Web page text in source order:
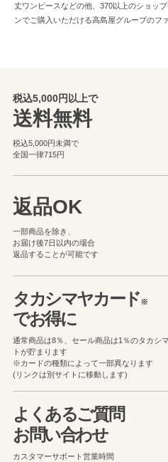
丈ワンピースなどの他、370以上のショッ
ンでご購入いただける高島屋グループのフ
税込5,000円以上で
送料無料
税込5,000円未満で
全国一律715円
返品OK
一部商品を除き、
お届け後7日以内の場合
返品することが可能です
タカシマヤカード※
でお得に
通常商品は8％、セール商品は1％のタカシ
トが貯まります
※カードの種類によって一部異なります
(リンクは別サイトに移動します)
よくあるご質問
お問い合わせ
カスタマーサポート営業時間